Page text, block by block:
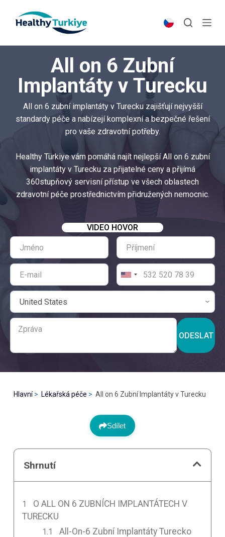
p
All on 6 Zubní
Implantáty v Turecku
All on 6 zubní implantáty v Turecku zajišťují nejvyšší
standardy péče a nabízejí komplexní a bezpečné řešení
pro vaše zdravotní potřeby.
Healthy Türkiye vám pomáhá najít nejlepší All on 6 zubní
implantáty v Turecku za přijatelné ceny a přijímá
360stupňový servisní přístup ve všech oblastech
zdravotní péče prostřednictvím přidružených nemocnic.
VIDEO HOVOR
ODESLAT
Hlavní Lékařská péče All on 6 Zubní Implantáty v Turecku
Sdílet
Shrnutí
O ALL ON 6 ZUBNÍCH IMPLANTÁTECH V
TURECKU
All-On-6 Zubní Implantáty Turecko